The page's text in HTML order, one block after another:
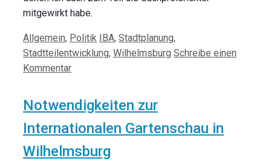
mitgewirkt habe.
Kategorien
Allgemein, Politik Schlagwörter
IBA, Stadtplanung,
Stadtteilentwicklung, Wilhelmsburg Schreibe einen
Kommentar
Notwendigkeiten zur
Internationalen Gartenschau in
Wilhelmsburg